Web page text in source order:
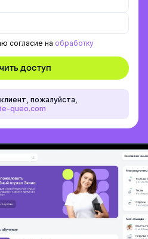
согласие на обработку
пожалуйста,
queo.com